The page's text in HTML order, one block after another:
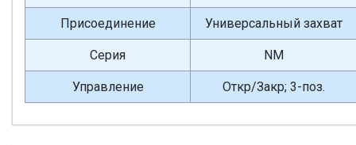
Присоединение Универсальный захват
Серия NM
Управление Откр/Закр; 3-поз.